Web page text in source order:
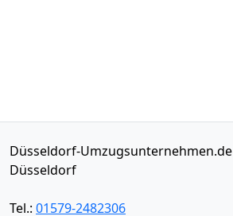
Düsseldorf-Umzugsunternehmen.de
Düsseldorf
Tel.: 01579-2482306